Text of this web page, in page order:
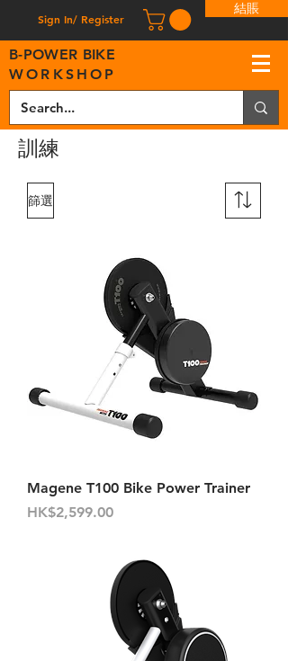
Sign In/ Register
結賬
B-POWER BIKE
WORKSHOP
訓練
篩選
Magene T100 Bike Power Trainer
價格
HK$2,599.00